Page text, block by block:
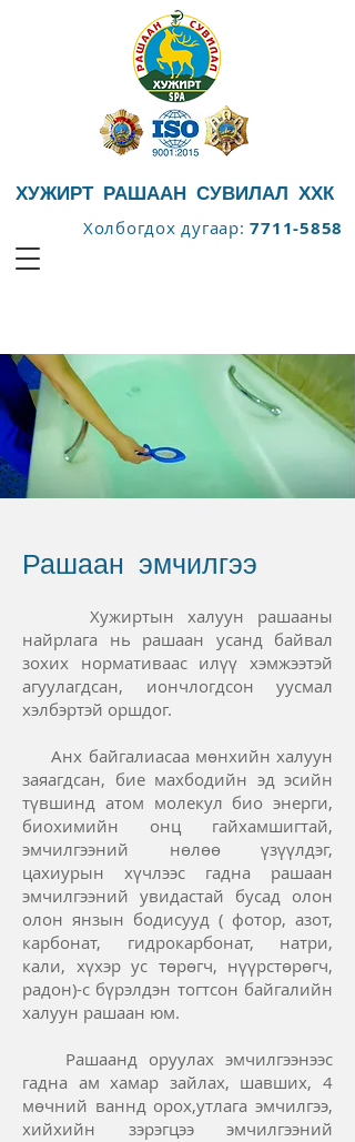
ХУЖИРТ РАШААН СУВИЛАЛ ХХК
Холбогдох дугаар:7711-5858
Рашаан эмчилгээ
Хужиртын халуун рашааны
найрлага нь рашаан усанд байвал
зохих нормативаас илүү хэмжээтэй
агуулагдсан, иончлогдсон уусмал
хэлбэртэй оршдог.
Анх байгалиасаа мөнхийн халуун
заяагдсан, бие махбодийн эд эсийн
түвшинд атом молекул био энерги,
биохимийн онц гайхамшигтай,
эмчилгээний нөлөө үзүүлдэг,
цахиурын хүчлээс гадна рашаан
эмчилгээний увидастай бусад олон
олон янзын бодисууд ( фотор, азот,
карбонат, гидрокарбонат, натри,
кали, хүхэр ус төрөгч, нүүрстөрөгч,
радон)-с бүрэлдэн тогтсон байгалийн
халуун рашаан юм.
Рашаанд оруулах эмчилгээнээс
гадна ам хамар зайлах, шавших, 4
мөчний ваннд орох,утлага эмчилгээ,
хийхийн зэрэгцээ эмчилгээний